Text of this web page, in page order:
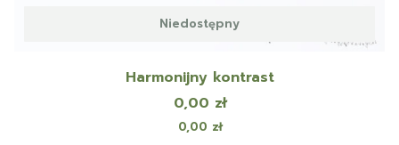
Niedostępny
Harmonijny kontrast
Cena
0,00 zł
Cena
0,00 zł